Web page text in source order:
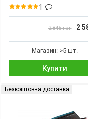
1
2 845 грн 2
Магазин: >5 шт.
Купити
Безкоштовна доставка